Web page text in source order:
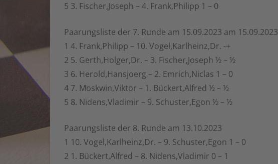
5 3. Fischer,Joseph – 4. Frank,Philipp 1 – 0
Paarungsliste der 7. Runde am 15.09.2023 am 15.09.2023
1 4. Frank,Philipp – 10. Vogel,Karlheinz,Dr. -+
2 5. Gerth,Holger,Dr. – 3. Fischer,Joseph ½ – ½
3 6. Herold,Hansjoerg – 2. Emrich,Niclas 1 – 0
4 7. Moskwin,Viktor – 1. Bückert,Alfred ½ – ½
5 8. Nidens,Vladimir – 9. Schuster,Egon ½ – ½
Paarungsliste der 8. Runde am 13.10.2023
1 10. Vogel,Karlheinz,Dr. – 9. Schuster,Egon 1 – 0
2 1. Bückert,Alfred – 8. Nidens,Vladimir 0 – 1